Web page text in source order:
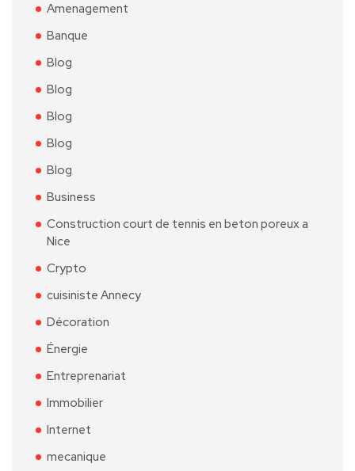
Amenagement
Banque
Blog
Blog
Blog
Blog
Blog
Business
Construction court de tennis en beton poreux a
Nice
Crypto
cuisiniste Annecy
Décoration
Énergie
Entreprenariat
Immobilier
Internet
mecanique